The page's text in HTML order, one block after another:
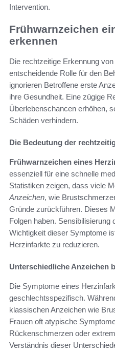
Intervention.
Frühwarnzeichen
erkennen
Die rechtzeitige Erkennung
entscheidende Rolle für den
ignorieren Betroffene erste
ihre Gesundheit. Eine zügige
Überlebenschancen erhöhen,
Schäden verhindern.
Die Bedeutung der
Frühwarnzeichen eines
essenziell für eine schnelle
Statistiken zeigen, dass viele
Anzeichen, wie
Gründe zurückführen. Dieses
Folgen haben. Sensibilisierung
Wichtigkeit dieser Symptome
Herzinfarkte zu reduzieren.
Unterschiedliche Anzeichen
Die Symptome eines
geschlechtsspezifisch.
klassischen Anzeichen wie
Frauen oft atypische
Rückenschmerzen oder
Verständnis dieser